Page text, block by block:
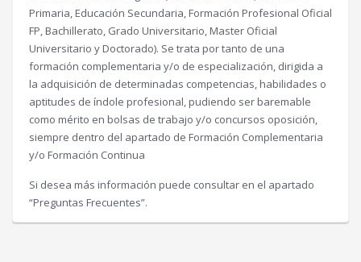
Primaria, Educación Secundaria, Formación Profesional Oficial
FP, Bachillerato, Grado Universitario, Master Oficial
Universitario y Doctorado). Se trata por tanto de una
formación complementaria y/o de especialización, dirigida a
la adquisición de determinadas competencias, habilidades o
aptitudes de índole profesional, pudiendo ser baremable
como mérito en bolsas de trabajo y/o concursos oposición,
siempre dentro del apartado de Formación Complementaria
y/o Formación Continua
Si desea más información puede consultar en el apartado
“Preguntas Frecuentes”.